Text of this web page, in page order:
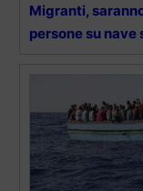
Migranti,
persone su nave